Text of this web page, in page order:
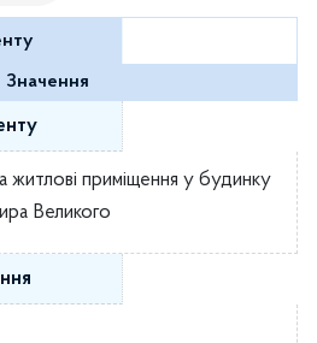
комітету
голови
ради
комітету
Значення
житлові приміщення у будинку
Великого